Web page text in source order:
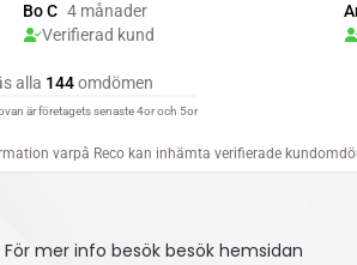
För mer info besök besök hemsidan